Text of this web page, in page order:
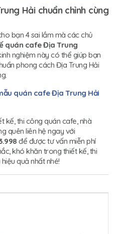
Hải chuẩn chỉnh cùng
bạn 4 sai lầm mà các chủ
quán cafe Địa Trung
nghiệm này có thể giúp bạn
phong cách Địa Trung Hải
quán cafe Địa Trung Hải
kế, thi công quán cafe, nhà
quên liên hệ ngay với
để được tư vấn miễn phí
khó khăn trong thiết kế, thi
quả nhất nhé!